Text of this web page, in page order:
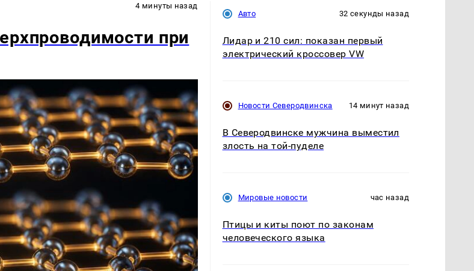
4 минуты назад
при
Авто 32 секунды назад
Лидар и 210 сил: показан первый
электрический кроссовер VW
Новости Северодвинска 14 минут назад
В Северодвинске мужчина выместил
злость на той-пуделе
Мировые новости час назад
Птицы и киты поют по законам
человеческого языка